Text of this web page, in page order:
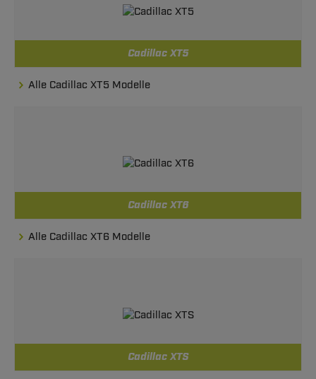
Cadillac XT5
Alle Cadillac XT5 Modelle
Cadillac XT6
Alle Cadillac XT6 Modelle
Cadillac XTS